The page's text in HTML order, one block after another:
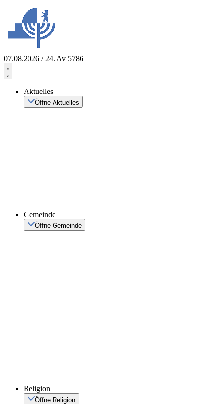
springen
07.08.2026 / 24. Av 5786
Aktuelles
Öffne Aktuelles
Gemeinde
Öffne Gemeinde
Religion
Öffne Religion